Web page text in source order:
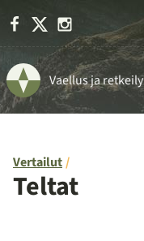
Facebook Instagram
Vaellus ja retkeily
Vertailut
Teltat